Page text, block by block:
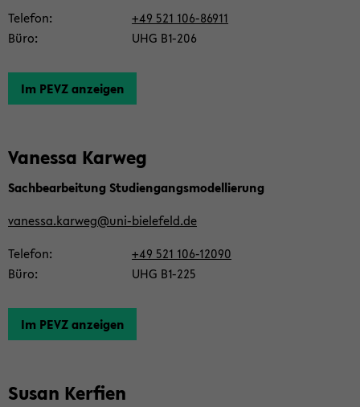
Te­le­fon
+49 521 106-​86911
Büro
UHG B1-​206
Im PEVZ an­zei­gen
Va­nes­sa Kar­weg
Sach­be­ar­bei­tung Stu­di­en­gangs­mo­del­lie­rung
va­nes­sa.kar­weg@uni-​bielefeld.de
Te­le­fon
+49 521 106-​12090
Büro
UHG B1-​225
Im PEVZ an­zei­gen
Susan Ker­fien